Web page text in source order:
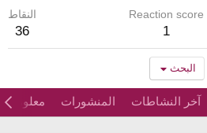
Reaction score
1
النقاط
36
البحث
آخر النشاطات المنشورات معلومات